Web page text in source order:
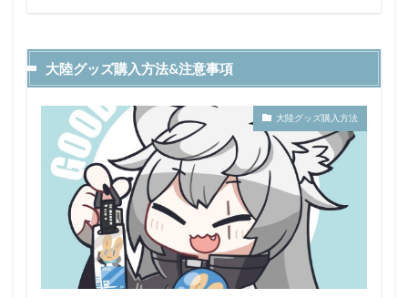
大陸グッズ購入方法&注意事項
大陸グッズ購入方法